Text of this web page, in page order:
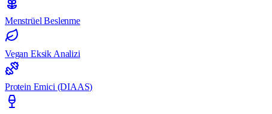
Menstrüel Beslenme
Vegan Eksik Analizi
Protein Emici (DIAAS)